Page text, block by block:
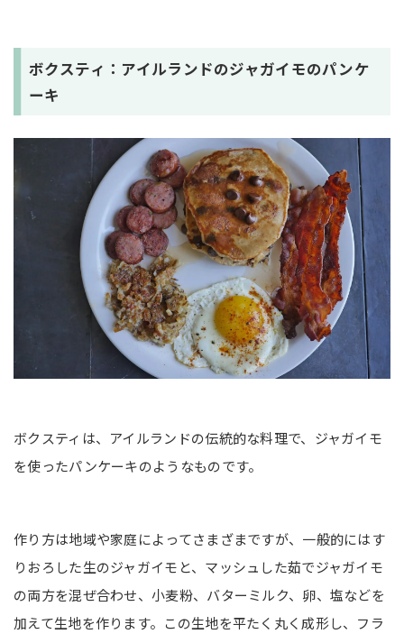
ボクスティ：アイルランドのジャガイモのパンケ
ーキ
ボクスティは、アイルランドの伝統的な料理で、ジャガイモ
を使ったパンケーキのようなものです。
作り方は地域や家庭によってさまざまですが、一般的にはす
りおろした生のジャガイモと、マッシュした茹でジャガイモ
の両方を混ぜ合わせ、小麦粉、バターミルク、卵、塩などを
加えて生地を作ります。この生地を平たく丸く成形し、フラ